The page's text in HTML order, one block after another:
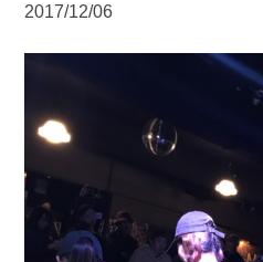
2017/12/06